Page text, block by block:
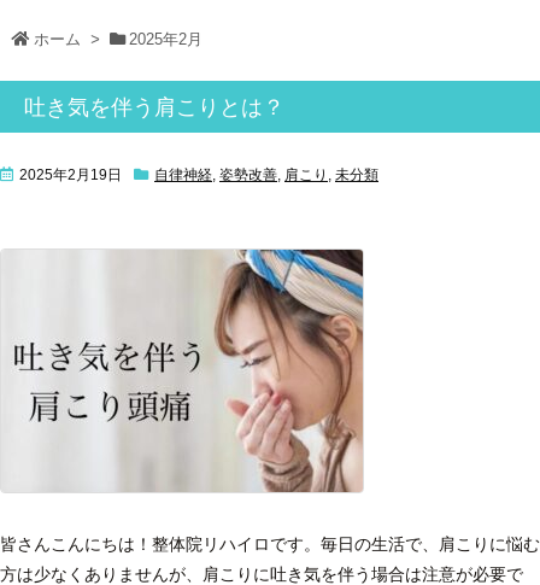
ホーム > 2025年2月
吐き気を伴う肩こりとは？
2025年2月19日 自律神経 姿勢改善 肩こり 未分類
皆さんこんにちは！ 整体院リハイロです。 毎日の生活で、肩こりに悩む
方は少なくありませんが、肩こりに吐き気を伴う場合は注意が必要で